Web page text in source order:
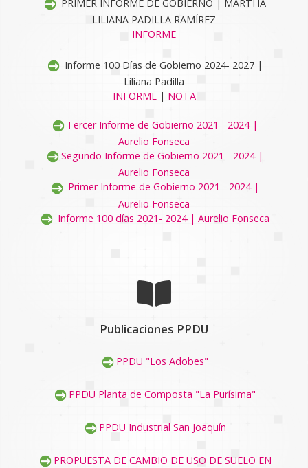
PRIMER INFORME DE GOBIERNO | MARTHA
LILIANA PADILLA RAMÍREZ
INFORME
Informe 100 Días de Gobierno 2024- 2027 |
Liliana Padilla
INFORME| NOTA
Tercer Informe de Gobierno 2021 - 2024 |
Aurelio Fonseca
Segundo Informe de Gobierno 2021 - 2024 |
Aurelio Fonseca
Primer Informe de Gobierno 2021 - 2024 |
Aurelio Fonseca
Informe 100 días 2021- 2024 | Aurelio Fonseca
Publicaciones PPDU
PPDU "Los Adobes"
PPDU Planta de Composta "La Purísima"
PPDU Industrial San Joaquín
PROPUESTA DE CAMBIO DE USO DE SUELO EN